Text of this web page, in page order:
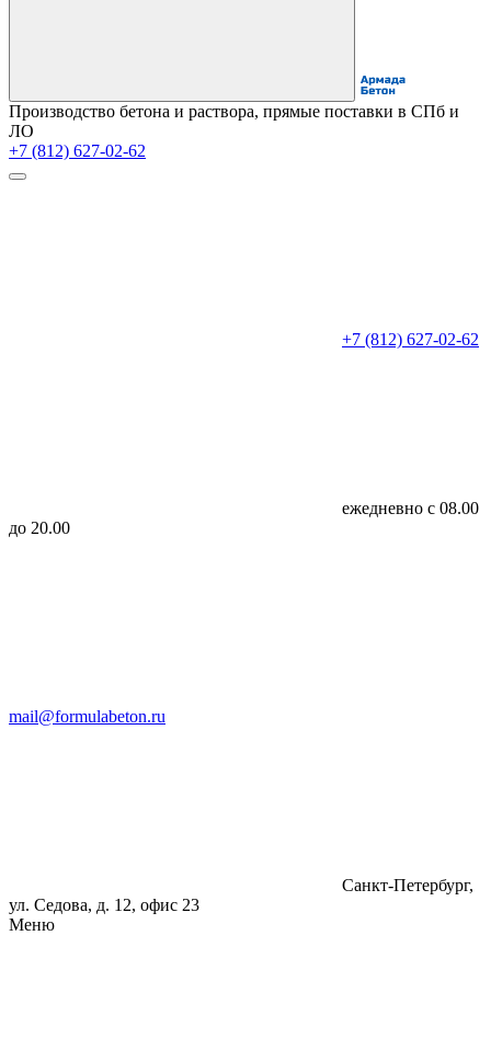
Производство бетона и раствора, прямые поставки в СПб и
ЛО
+7 (812) 627-02-62
+7 (812) 627-02-62
ежедневно с 08.00
до 20.00
mail@formulabeton.ru
Санкт-Петербург,
ул. Седова, д. 12, офис 23
Меню